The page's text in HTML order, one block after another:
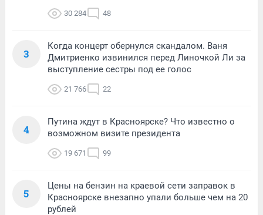
30 284 48
3
Когда концерт обернулся скандалом. Ваня
Дмитриенко извинился перед Линочкой Ли за
выступление сестры под ее голос
21 766 22
4
Путина ждут в Красноярске? Что известно о
возможном визите президента
19 671 99
5
Цены на бензин на краевой сети заправок в
Красноярске внезапно упали больше чем на 20
рублей